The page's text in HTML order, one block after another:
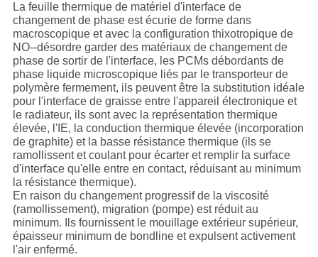
La feuille thermique de matériel d'interface de
changement de phase est écurie de forme dans
macroscopique et avec la configuration thixotropique de
NO--désordre garder des matériaux de changement de
phase de sortir de l'interface, les PCMs débordants de
phase liquide microscopique liés par le transporteur de
polymère fermement, ils peuvent être la substitution idéale
pour l'interface de graisse entre l'appareil électronique et
le radiateur, ils sont avec la représentation thermique
élevée, l'IE, la conduction thermique élevée (incorporation
de graphite) et la basse résistance thermique (ils se
ramollissent et coulant pour écarter et remplir la surface
d'interface qu'elle entre en contact, réduisant au minimum
la résistance thermique).
En raison du changement progressif de la viscosité
(ramollissement), migration (pompe) est réduit au
minimum. Ils fournissent le mouillage extérieur supérieur,
épaisseur minimum de bondline et expulsent activement
l'air enfermé.